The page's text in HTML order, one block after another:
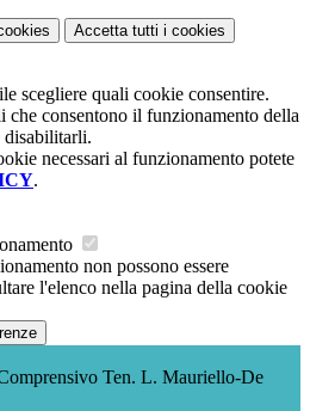
Accetta tutti i cookies
scegliere quali cookie consentire.
che consentono il funzionamento della
disabilitarli.
necessari al funzionamento potete
.
non possono essere
l'elenco nella pagina della cookie
Ten. L. Mauriello-De